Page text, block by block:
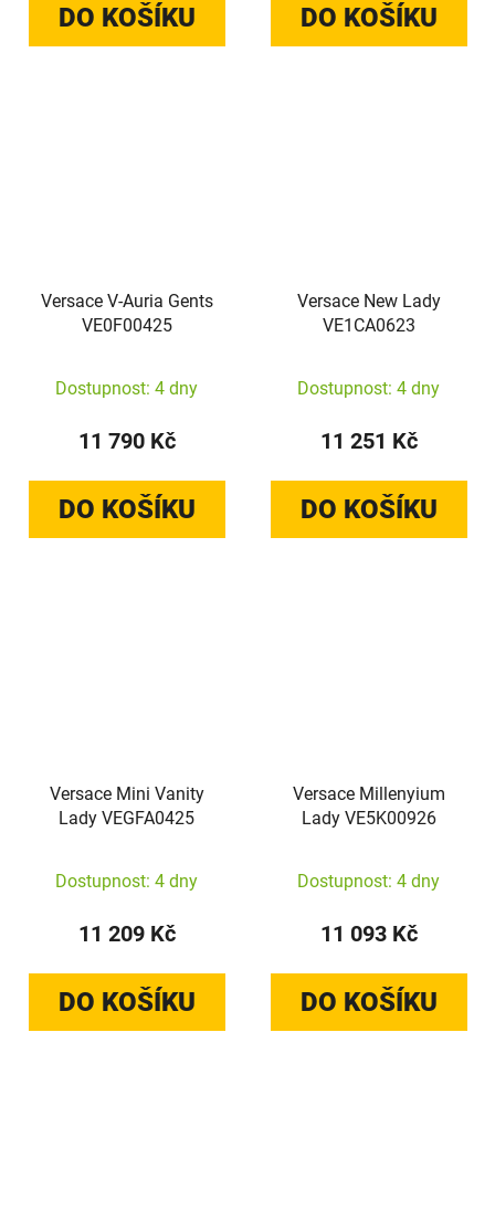
DO KOŠÍKU DO KOŠÍKU
Versace V-Auria Gents
VE0F00425
Dostupnost: 4 dny
11 790 Kč
DO KOŠÍKU
Versace New Lady
VE1CA0623
Dostupnost: 4 dny
11 251 Kč
DO KOŠÍKU
Versace Mini Vanity
Lady VEGFA0425
Dostupnost: 4 dny
11 209 Kč
DO KOŠÍKU
Versace Millenyium
Lady VE5K00926
Dostupnost: 4 dny
11 093 Kč
DO KOŠÍKU